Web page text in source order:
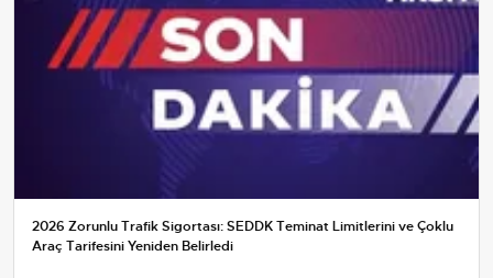
2026 Zorunlu Trafik Sigortası: SEDDK Teminat Limitlerini ve Çoklu
Araç Tarifesini Yeniden Belirledi